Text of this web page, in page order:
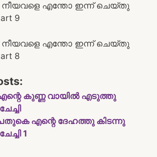
നീയവളെ എന്തോ ഇന്ന് ചെയ്തു
9
നീയവളെ എന്തോ ഇന്ന് ചെയ്തു
8
എന്റെ കുണ്ണ വായിൽ എടുത്തു
പതുകെ എന്റെ ദേഹത്തു കിടന്നു
1